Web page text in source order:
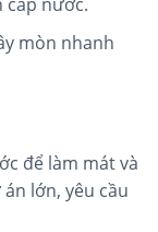
mòn nhanh
để làm mát và
lớn, yêu cầu